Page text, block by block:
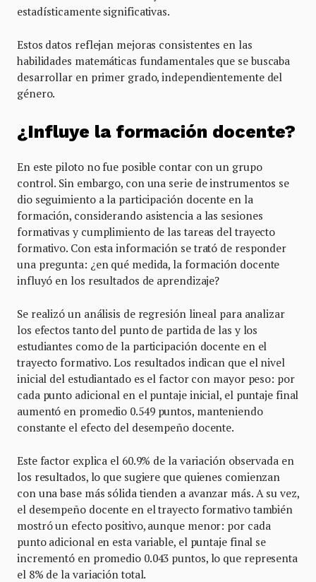
estadísticamente significativas.
Estos datos reflejan mejoras consistentes en las
habilidades matemáticas fundamentales que se buscaba
desarrollar en primer grado, independientemente del
género.
¿Influye la formación docente?
En este piloto no fue posible contar con un grupo
control. Sin embargo, con una serie de instrumentos se
dio seguimiento a la participación docente en la
formación, considerando asistencia a las sesiones
formativas y cumplimiento de las tareas del trayecto
formativo. Con esta información se trató de responder
una pregunta: ¿en qué medida, la formación docente
influyó en los resultados de aprendizaje?
Se realizó un análisis de regresión lineal para analizar
los efectos tanto del punto de partida de las y los
estudiantes como de la participación docente en el
trayecto formativo. Los resultados indican que el nivel
inicial del estudiantado es el factor con mayor peso: por
cada punto adicional en el puntaje inicial, el puntaje final
aumentó en promedio 0.549 puntos, manteniendo
constante el efecto del desempeño docente.
Este factor explica el 60.9% de la variación observada en
los resultados, lo que sugiere que quienes comienzan
con una base más sólida tienden a avanzar más. A su vez,
el desempeño docente en el trayecto formativo también
mostró un efecto positivo, aunque menor: por cada
punto adicional en esta variable, el puntaje final se
incrementó en promedio 0.043 puntos, lo que representa
el 8% de la variación total.